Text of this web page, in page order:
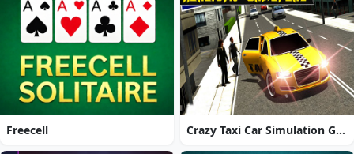
Freecell Crazy Taxi Car Simulation Game 3D